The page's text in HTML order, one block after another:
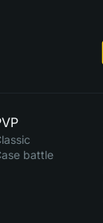
battle